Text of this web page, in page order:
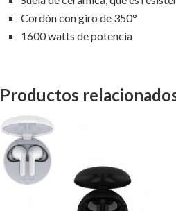
Cordón con giro de 350°
1600 watts de potencia
Productos